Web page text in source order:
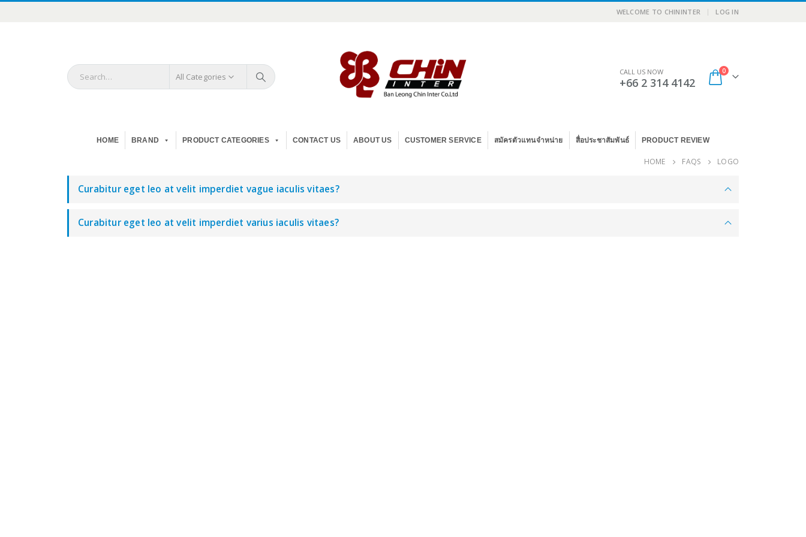
WELCOME TO CHININTER | LOG IN
All Categories CALL US NOW
+66 2 314 4142
0
HOME BRAND PRODUCT CATEGORIES CONTACT US ABOUT US CUSTOMER SERVICE สมัครตัวแทนจำหน่าย สื่อประชาสัมพันธ์ PRODUCT REVIEW
HOME FAQS LOGO
Curabitur eget leo at velit imperdiet vague iaculis vitaes?
Curabitur eget leo at velit imperdiet varius iaculis vitaes?